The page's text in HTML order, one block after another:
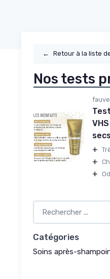
← Retour à la liste
Nos tests
+
+
+
Catégories
Soins après-